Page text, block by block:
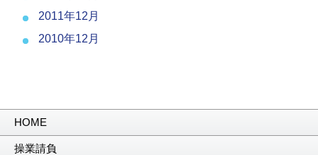
2011年12月
2010年12月
HOME
操業請負